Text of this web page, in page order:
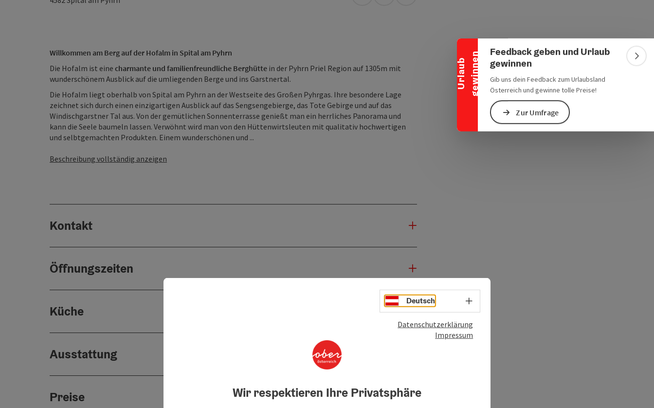
U
r
l
a
u
b
g
e
w
i
n
n
e n
Banner einklappen
Feedback geben und Urlaub
gewinnen
Gib uns dein Feedback zum Urlaubsland
Österreich und gewinne tolle Preise!
Zur Umfrage
Willkommen am Berg auf der Hofalm in Spital am Pyhrn
Die Hofalm ist eine charmante und familienfreundliche Berghütte in der Pyhrn Priel Region auf 1305m mit
wunderschönem Ausblick auf die umliegenden Berge und ins Garstnertal.
Die Hofalm liegt oberhalb von Spital am Pyhrn an der Westseite des Großen Pyhrgas. Ihre besondere Lage
zeichnet sich durch einen einzigartigen Ausblick auf das Sengsengebierge, das Tote Gebirge und auf das
Windischgarstner Tal aus. Von der gemütlichen Sonnenterrasse genießt man ein herrliches Panorama und
kann die Seele baumeln lassen. Verwöhnt wird man von den Hüttenwirtsleuten mit qualitativ hochwertigen
und selbtgemachten Produkten. Einem wunderschönen und ...
Beschreibung vollständig anzeigen
Kontakt
Öffnungszeiten
Küche
Ausstattung
Preise
Deutsch Sprachwahl - Menü öffnen
Datenschutzerklärung
Impressum
Wir respektieren Ihre Privatsphäre